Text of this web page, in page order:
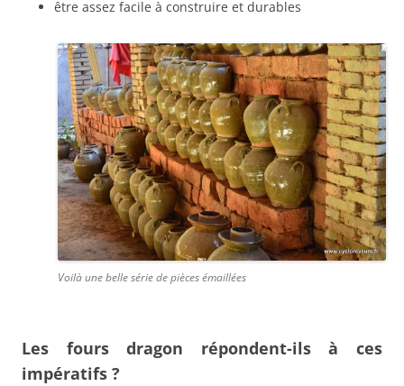
être assez facile à construire et durables
Voilà une belle série de pièces émaillées
Les fours dragon répondent-ils à ces
impératifs ?